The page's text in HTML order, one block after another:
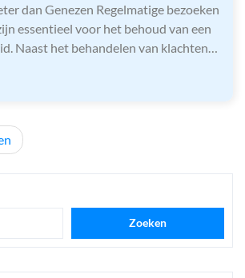
dan Genezen Regelmatige bezoeken
essentieel voor het behoud van een
Naast het behandelen van klachten…
Zoeken